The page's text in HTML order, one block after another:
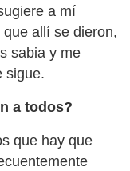
a mí
allí se dieron,
sabia y me
sigue.
a todos?
que hay que